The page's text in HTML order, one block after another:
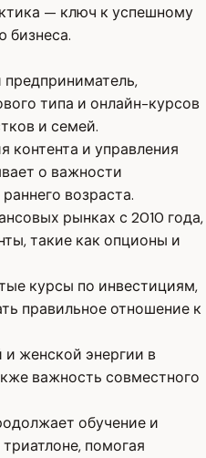
— ключ к успешному
бизнеса.
типа и онлайн-курсов
и семей.
контента и управления
о важности
возраста.
рынках с 2010 года,
такие как опционы и
курсы по инвестициям,
правильное отношение к
женской энергии в
важность совместного
обучение и
помогая